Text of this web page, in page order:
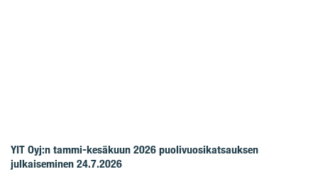
YIT Oyj:n tammi-kesäkuun 2026 puolivuosikatsauksen
julkaiseminen 24.7.2026